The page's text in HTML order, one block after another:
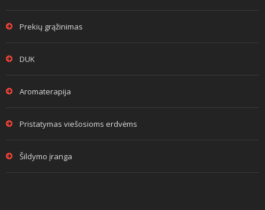
Prekių grąžinimas
DUK
Aromaterapija
Pristatymas viešosioms erdvėms
Šildymo įranga